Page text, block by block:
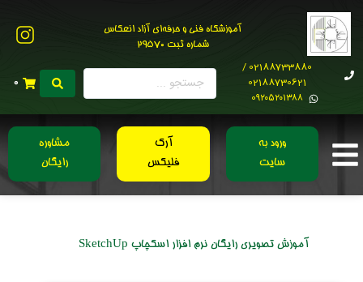
آموزشگاه فنی و حرفه‌ای آزاد انعکاس
شماره ثبت 29570
02188733880 /
02188730621
0۹۲۰۵۲۰۱۳۸۸
0
ورود به
سایت
آرک
فلیکس
مشاوره
رایگان
آموزش تصویری رایگان نرم افزار اسکچاپ SketchUp